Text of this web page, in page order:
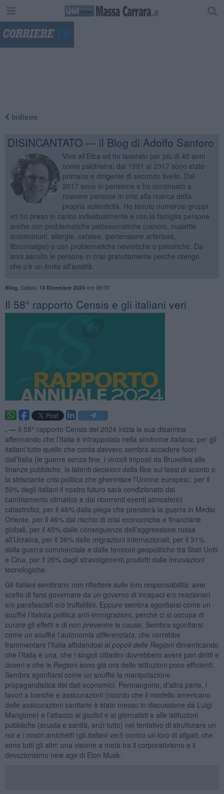
Indietro
DISINCANTATO — il Blog di Adolfo Santoro
Vivo all’Elba ed ho lavorato per più di 40 anni
come psichiatra; dal 1991 al 2017 sono stato
primario e dirigente di secondo livello. Dal
2017 sono in pensione e ho continuato a
ricevere persone in crisi alla ricerca della
propria autenticità. Ho tenuto numerosi gruppi
ed ho preso in carico individualmente e con la famiglia persone
anche con problematiche psicosomatiche (cancro, malattie
autoimmuni, allergie, cefalee, ipertensione arteriosa,
fibromialgia) o con problematiche nevrotiche o psicotiche. Da
anni ascolto le persone in crisi gratuitamente perché ritengo
che c’è un limite all’avidità.
Blog Sabato 14 Dicembre 2024ore 08:00
​Il 58° rapporto Censis e gli italiani veri
. — Il 58° rapporto Censis del 2024 inizia la sua disamina
affermando che l’Italia è intrappolata nella sindrome italiana: per gli
italiani tutto quello che conta davvero sembra accadere fuori
dall’Italia (le guerre senza fine, i vincoli imposti da Bruxelles alle
finanze pubbliche, le latenti decisioni della Bce sui tassi di sconto o
la strisciante crisi politica che ghermisce l’Unione europea): per il
50% degli italiani il nostro futuro sarà condizionato dal
cambiamento climatico e dai ricorrenti eventi atmosferici
catastrofici, per il 46% dalla piega che prenderà la guerra in Medio
Oriente, per il 46% dal rischio di crisi economiche e finanziarie
globali, per il 45% dalle conseguenze dell’aggressione russa
all’Ucraina, per il 36% dalle migrazioni internazionali, per il 31%
dalla guerra commerciale e dalle tensioni geopolitiche tra Stati Uniti
e Cina, per il 26% dagli stravolgimenti prodotti dalle innovazioni
tecnologiche.
Gli italiani sembrano non riflettere sulle loro responsabilità: aver
scelto di farsi governare da un governo di incapaci e/o reazionari
e/o parafascisti e/o truffaldini. Eppure sembra sgonfiarsi come un
soufflé l’italiota politica anti-immigrazioni, perché ci si occupa di
curare gli effetti e di non prevenire le cause. Sembra sgonfiarsi
come un soufflé l’autonomia differenziata , che vorrebbe
frammentare l’Italia affidandosi ai popoli delle Regionidimenticando
che l’Italia è una, che i singoli cittadini dovrebbero avere pari diritti e
doveri e che le Regioni sono già ora delle istituzioni poco efficienti.
Sembra sgonfiarsi come un soufflé la manipolazione
propagandistica dei dati economici. Permangono, d’altra parte, i
favori a banche e assicurazioni (ricordo che il modello americano
delle assicurazioni sanitarie è stato messo in discussione da Luigi
Mangione) e l’attacco ai giudici e ai giornalisti e alle istituzioni
pubbliche (scuola e sanità, anzi tutto) nel tentativo di strutturare un
noi e i nostri amichetti(gli italiani veri) contro un loro di sfigati, che
sono tutti gli altri: una visione a metà tra il corporativismo e il
devozionismo new age di Elon Musk.